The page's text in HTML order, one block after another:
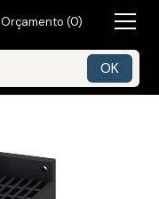
Orçamento (0)